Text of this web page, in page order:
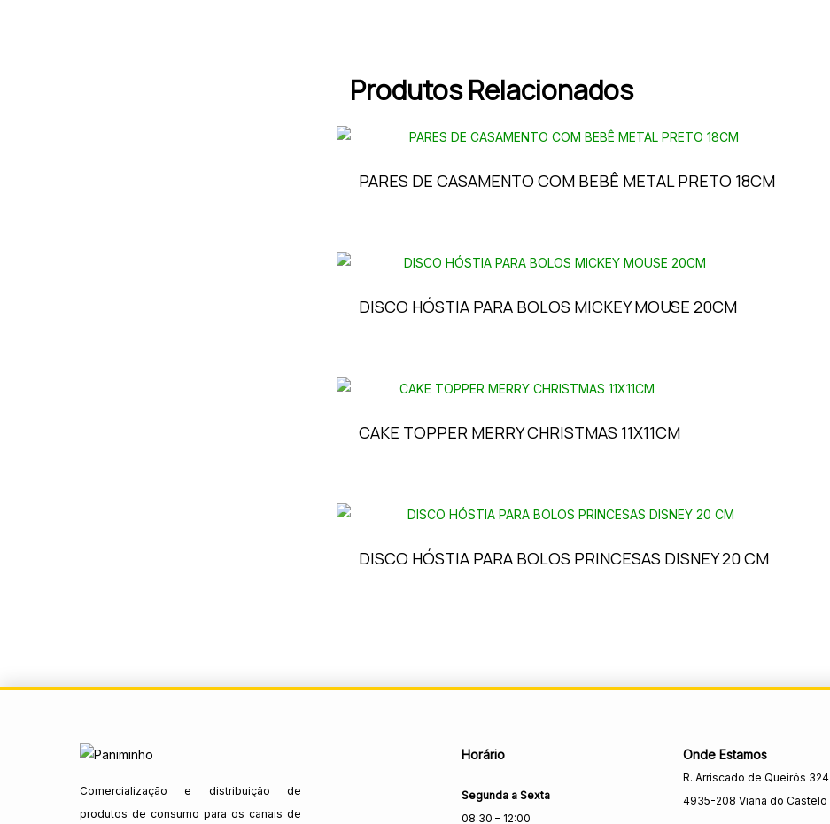
Produtos Relacionados
PARES DE CASAMENTO COM BEBÊ METAL PRETO 18CM
DISCO HÓSTIA PARA BOLOS MICKEY MOUSE 20CM
CAKE TOPPER MERRY CHRISTMAS 11X11CM
DISCO HÓSTIA PARA BOLOS PRINCESAS DISNEY 20 CM
Comercialização e distribuição de
produtos de consumo para os canais de
Horário
Segunda a Sexta
08:30 – 12:00
Onde Estamos
R. Arriscado de Queirós 324
4935-208 Viana do Castelo